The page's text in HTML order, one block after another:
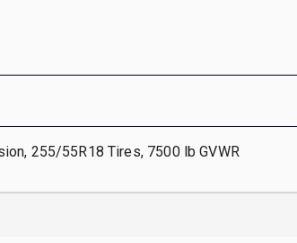
255/55R18 Tires, 7500 lb GVWR